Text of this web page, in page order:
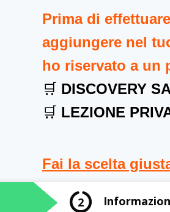
Prima di
aggiungere nel
ho riservato a un
🛒 DISCOVERY
🛒 LEZIONE
Fai la scelta
2